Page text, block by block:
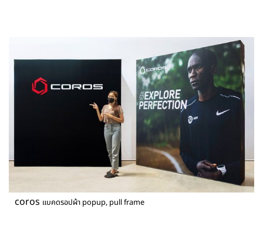
coros แบคดรอปผ้า popup, pull frame